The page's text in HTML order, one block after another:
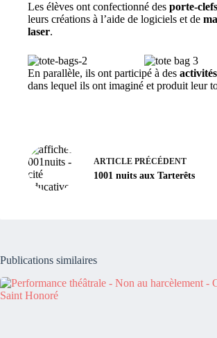
Les élèves ont confectionné des porte-clefs
leurs créations à l’aide de logiciels et de
laser.
En parallèle, ils ont participé à des
dans lequel ils ont imaginé et produit leur
ARTICLE PRÉCÉDENT
1001 nuits aux Tarterêts
Publications similaires